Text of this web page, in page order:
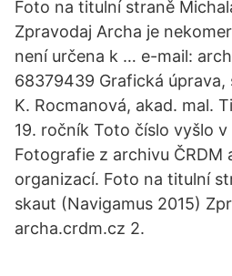
Foto na titulní straně
Zpravodaj Archa je
není určena k … e-mail:
68379439 Grafická úprava,
K. Rocmanová, akad. mal.
19. ročník Toto číslo vyšlo v
Fotografie z archivu ČRDM
organizací. Foto na titulní
skaut (Navigamus 2015)
archa.crdm.cz 2.